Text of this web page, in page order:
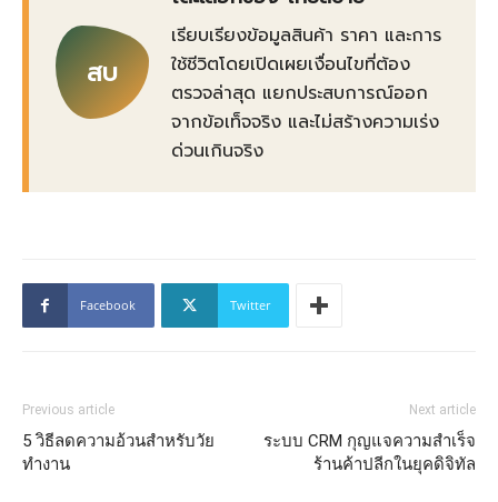
สบ
เรียบเรียงข้อมูลสินค้า ราคา และการ
ใช้ชีวิตโดยเปิดเผยเงื่อนไขที่ต้อง
ตรวจล่าสุด แยกประสบการณ์ออก
จากข้อเท็จจริง และไม่สร้างความเร่ง
ด่วนเกินจริง
Facebook Twitter
Previous article
5 วิธีลดความอ้วนสำหรับวัย
ทำงาน
Next article
ระบบ CRM กุญแจความสำเร็จ
ร้านค้าปลีกในยุคดิจิทัล